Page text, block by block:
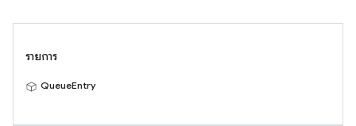
รายการ
QueueEntry